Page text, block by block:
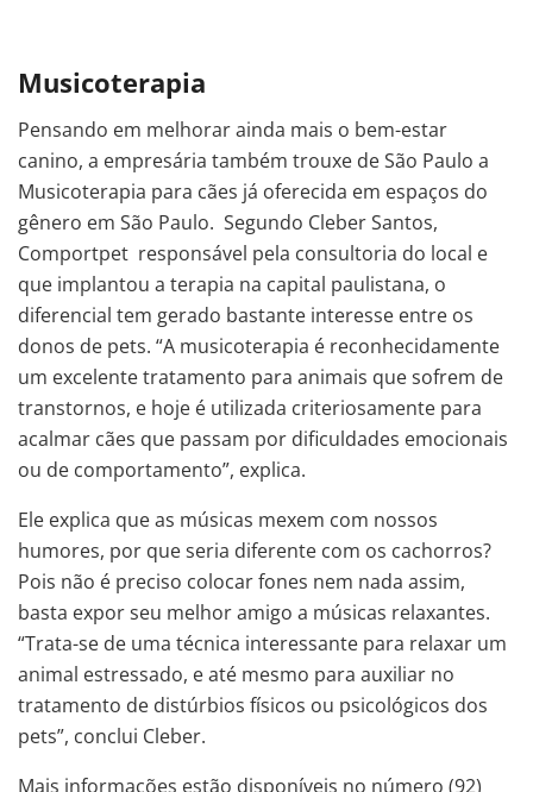
Musicoterapia
Pensando em melhorar ainda mais o bem-estar
canino, a empresária também trouxe de São Paulo a
Musicoterapia para cães já oferecida em espaços do
gênero em São Paulo. Segundo Cleber Santos,
Comportpet responsável pela consultoria do local e
que implantou a terapia na capital paulistana, o
diferencial tem gerado bastante interesse entre os
donos de pets. “A musicoterapia é reconhecidamente
um excelente tratamento para animais que sofrem de
transtornos, e hoje é utilizada criteriosamente para
acalmar cães que passam por dificuldades emocionais
ou de comportamento”, explica.
Ele explica que as músicas mexem com nossos
humores, por que seria diferente com os cachorros?
Pois não é preciso colocar fones nem nada assim,
basta expor seu melhor amigo a músicas relaxantes.
“Trata-se de uma técnica interessante para relaxar um
animal estressado, e até mesmo para auxiliar no
tratamento de distúrbios físicos ou psicológicos dos
pets”, conclui Cleber.
Mais informações estão disponíveis no número (92)